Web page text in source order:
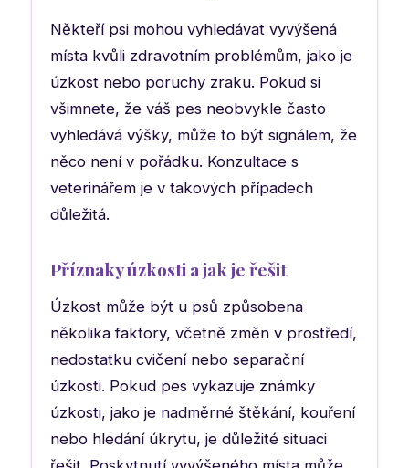
Někteří psi mohou vyhledávat vyvýšená
místa kvůli zdravotním problémům, jako je
úzkost nebo poruchy zraku. Pokud si
všimnete, že váš pes neobvykle často
vyhledává výšky, může to být signálem, že
něco není v pořádku. Konzultace s
veterinářem je v takových případech
důležitá.
Příznaky úzkosti a jak je řešit
Úzkost může být u psů způsobena
několika faktory, včetně změn v prostředí,
nedostatku cvičení nebo separační
úzkosti. Pokud pes vykazuje známky
úzkosti, jako je nadměrné štěkání, kouření
nebo hledání úkrytu, je důležité situaci